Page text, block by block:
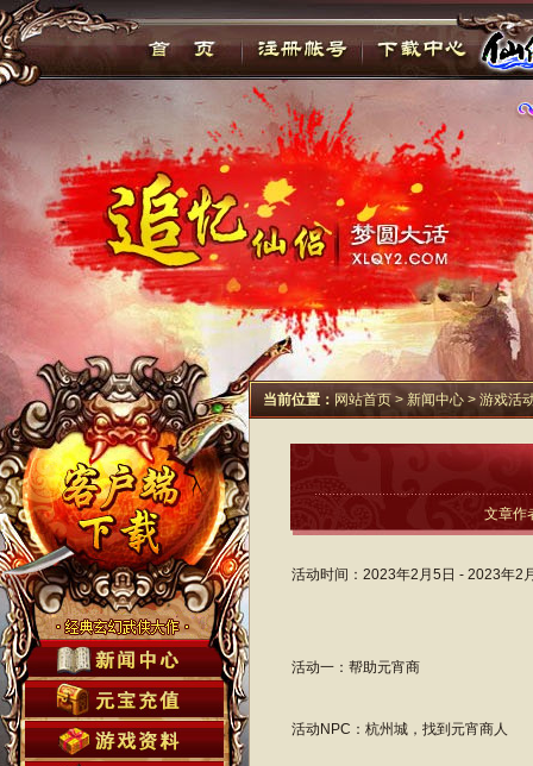
当前位置： 网站首页> 新闻中心 > 游戏活
文章
活动时间：2023年2月5日 - 2023年2
活动一：帮助元宵商
活动NPC：杭州城，找到元宵商人